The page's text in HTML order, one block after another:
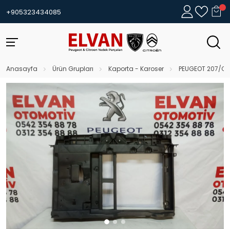
+905323434085
Anasayfa Ürün Grupları Kaporta - Karoser PEUGEOT 207/C3